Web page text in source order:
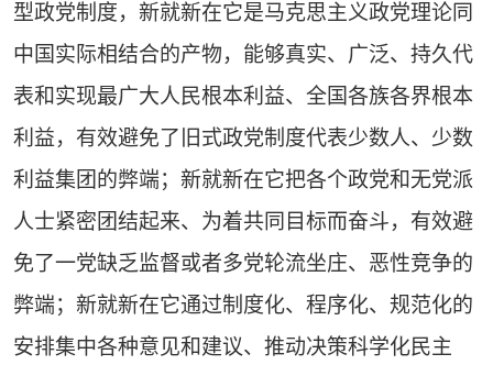
型政党制度，新就新在它是马克思主义政党理论同
中国实际相结合的产物，能够真实、广泛、持久代
表和实现最广大人民根本利益、全国各族各界根本
利益，有效避免了旧式政党制度代表少数人、少数
利益集团的弊端；新就新在它把各个政党和无党派
人士紧密团结起来、为着共同目标而奋斗，有效避
免了一党缺乏监督或者多党轮流坐庄、恶性竞争的
弊端；新就新在它通过制度化、程序化、规范化的
安排集中各种意见和建议、推动决策科学化民主